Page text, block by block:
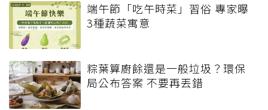
端午節「吃午時菜」習俗 專家曝
3種蔬菜寓意
粽葉算廚餘還是一般垃圾？環保
局公布答案 不要再丟錯